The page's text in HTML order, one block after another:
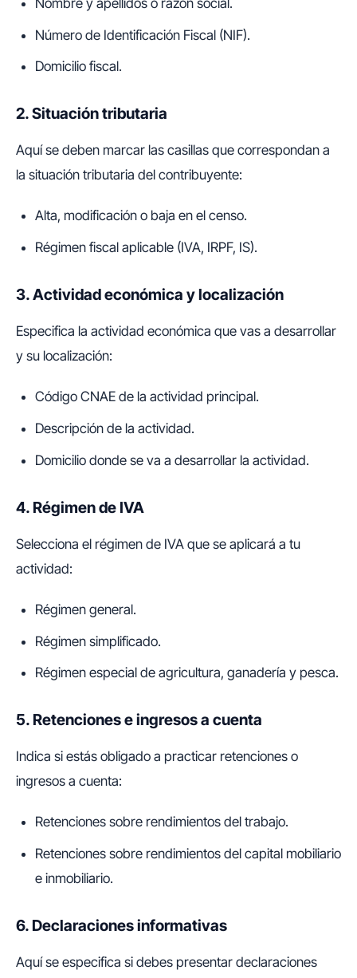
Número de Identificación Fiscal (NIF).
Domicilio fiscal.
2. Situación tributaria
Aquí se deben marcar las casillas que correspondan a
la situación tributaria del contribuyente:
Alta, modificación o baja en el censo.
Régimen fiscal aplicable (IVA, IRPF, IS).
3. Actividad económica y localización
Especifica la actividad económica que vas a desarrollar
y su localización:
Código CNAE de la actividad principal.
Descripción de la actividad.
Domicilio donde se va a desarrollar la actividad.
4. Régimen de IVA
Selecciona el régimen de IVA que se aplicará a tu
actividad:
Régimen general.
Régimen simplificado.
Régimen especial de agricultura, ganadería y pesca.
5. Retenciones e ingresos a cuenta
Indica si estás obligado a practicar retenciones o
ingresos a cuenta:
Retenciones sobre rendimientos del trabajo.
Retenciones sobre rendimientos del capital mobiliario
e inmobiliario.
6. Declaraciones informativas
Aquí se especifica si debes presentar declaraciones